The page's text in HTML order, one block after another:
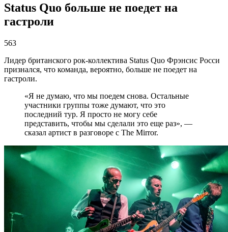
Status Quo больше не поедет на
гастроли
563
Лидер британского рок-коллектива Status Quo Фрэнсис Росси
признался, что команда, вероятно, больше не поедет на
гастроли.
«Я не думаю, что мы поедем снова. Остальные
участники группы тоже думают, что это
последний тур. Я просто не могу себе
представить, чтобы мы сделали это еще раз», —
сказал артист в разговоре с The Mirror.